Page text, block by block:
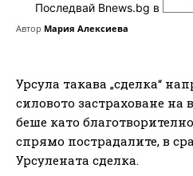
Последвай Bnews.bg в
Автор Мария Алексиева
Урсула такава „сделка“
силовото застраховане на
беше като
спрямо пострадалите, в
Урсулената сделка.